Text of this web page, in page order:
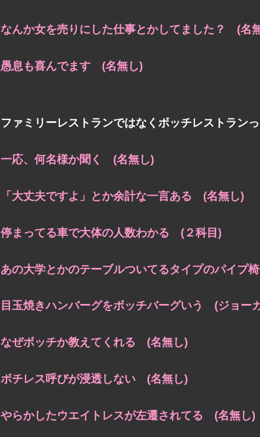
なんか女を売りにした仕事とかしてました？ (名
愚息も喜んでます (名無し)
ファミリーレストランではなくボッチレストラン
一応、何名様か聞く (名無し)
「大丈夫ですよ」とか余計な一言ある (名無し)
停まってる車で大体の人数わかる (２科目)
あの大学とかのテーブルついてるタイプのパイプ
目玉焼きハンバーグをボッチバーグいう (ジョー
なぜボッチか教えてくれる (名無し)
ボチレス呼びが浸透しない (名無し)
やらかしたウエイトレスが左遷されてる (名無し)